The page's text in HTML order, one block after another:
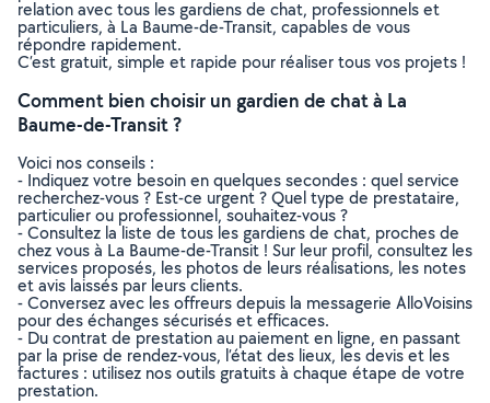
relation avec tous les gardiens de chat, professionnels et
particuliers, à La Baume-de-Transit, capables de vous
répondre rapidement.
C’est gratuit, simple et rapide pour réaliser tous vos projets !
Comment bien choisir un gardien de chat à La
Baume-de-Transit ?
Voici nos conseils :
- Indiquez votre besoin en quelques secondes : quel service
recherchez-vous ? Est-ce urgent ? Quel type de prestataire,
particulier ou professionnel, souhaitez-vous ?
- Consultez la liste de tous les gardiens de chat, proches de
chez vous à La Baume-de-Transit ! Sur leur profil, consultez les
services proposés, les photos de leurs réalisations, les notes
et avis laissés par leurs clients.
- Conversez avec les offreurs depuis la messagerie AlloVoisins
pour des échanges sécurisés et efficaces.
- Du contrat de prestation au paiement en ligne, en passant
par la prise de rendez-vous, l’état des lieux, les devis et les
factures : utilisez nos outils gratuits à chaque étape de votre
prestation.